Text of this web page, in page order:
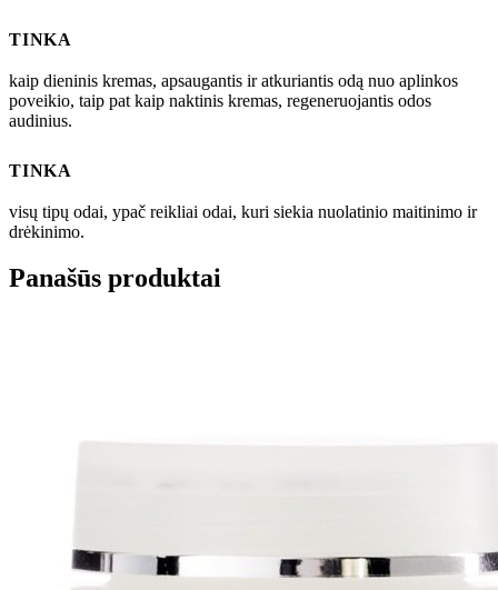
TINKA
kaip dieninis kremas, apsaugantis ir atkuriantis odą nuo aplinkos
poveikio, taip pat kaip naktinis kremas, regeneruojantis odos
audinius.
TINKA
visų tipų odai, ypač reikliai odai, kuri siekia nuolatinio maitinimo ir
drėkinimo.
Panašūs produktai